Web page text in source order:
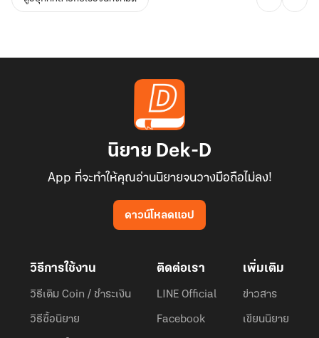
นิยาย Dek-D
App ที่จะทำให้คุณอ่านนิยายจนวางมือถือไม่ลง!
ดาวน์โหลดแอป
วิธีการใช้งาน
วิธีเติม Coin / ชำระเงิน
วิธีซื้อนิยาย
ติดต่อเรา
LINE Official
Facebook
เพิ่มเติม
ข่าวสาร
เขียนนิยาย